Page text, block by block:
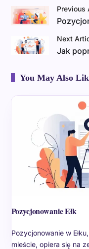
Previous
Next
Jak
You May Also
Pozycjonowanie Ełk
Pozycjonowanie w
mieście, opiera się na